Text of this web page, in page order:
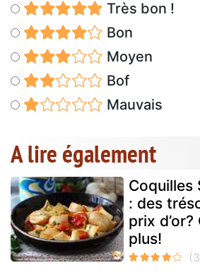
Très bon !
Bon
Moyen
Bof
Mauvais
A lire également
Coquilles
: des
prix
plus!